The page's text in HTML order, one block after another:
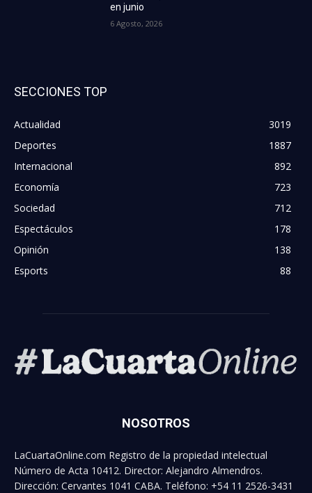
en junio
6 Agosto, 2026
SECCIONES TOP
Actualidad
3019
Deportes
1887
Internacional
892
Economía
723
Sociedad
712
Espectáculos
178
Opinión
138
Esports
88
NOSOTROS
LaCuartaOnline.com Registro de la propiedad intelectual
Número de Acta 10412. Director: Alejandro Almendros.
Dirección: Cervantes 1041 CABA. Teléfono: +54 11 2526-3431